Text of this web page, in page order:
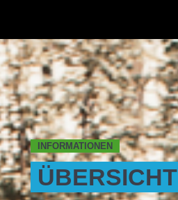
INFORMATIONEN
ÜBERSICHT